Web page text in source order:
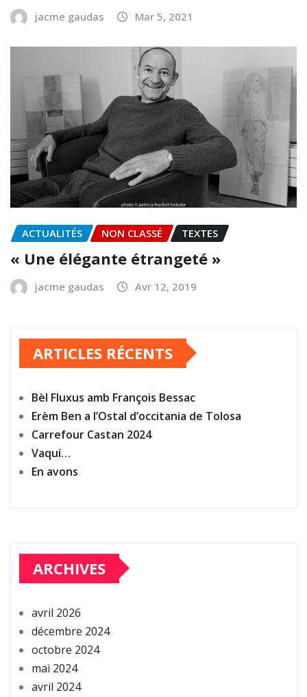
jacme gaudas Mar 5, 2021
ACTUALITÉS NON CLASSÉ TEXTES
« Une élégante étrangeté »
jacme gaudas Avr 12, 2019
ARTICLES RÉCENTS
Bèl Fluxus amb François Bessac
Erèm Ben a l’Ostal d’occitania de Tolosa
Carrefour Castan 2024
Vaquí…
En avons
ARCHIVES
avril 2026
décembre 2024
octobre 2024
mai 2024
avril 2024